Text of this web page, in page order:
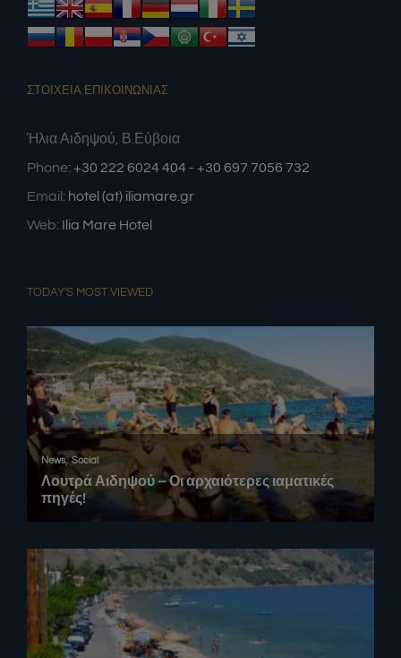
ΣΤΟΙΧΕΙΑ ΕΠΙΚΟΙΝΩΝΙΑΣ
Ήλια Αιδηψού, Β.Εύβοια
Phone: +30 222 6024 404 - +30 697 7056 732
Email: hotel (at) iliamare.gr
Web: Ilia Mare Hotel
TODAY'S MOST VIEWED